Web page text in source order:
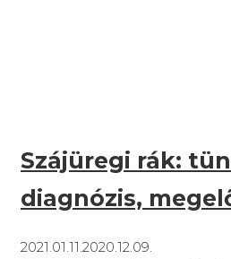
Szájüregi rák:
diagnózis,
2021.01.11. 2020.12.09.